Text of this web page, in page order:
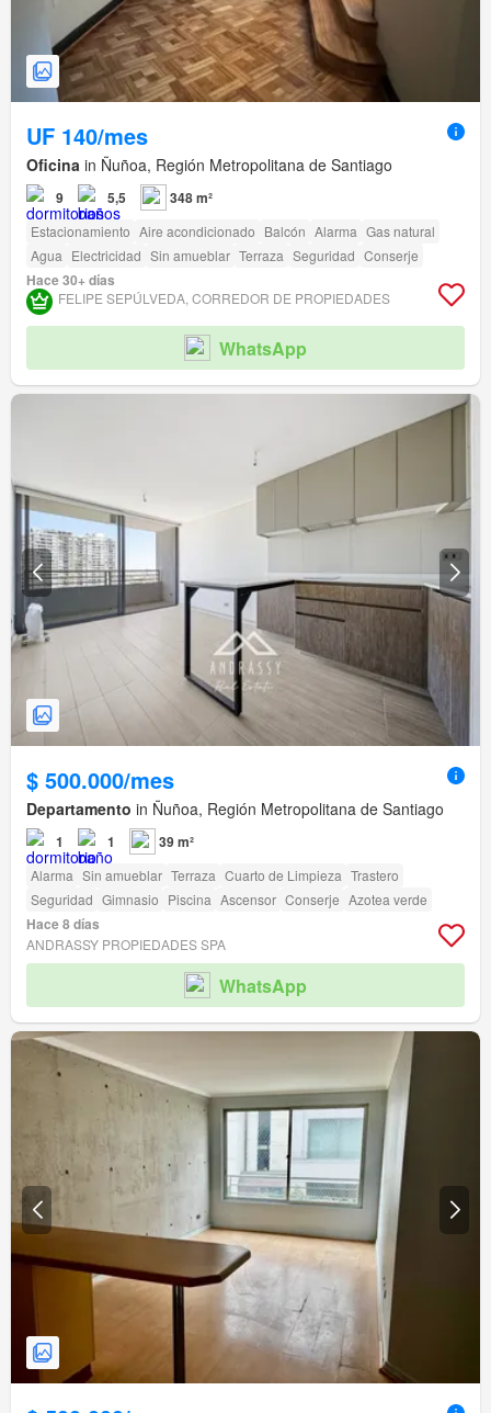
UF 140/mes
Oficina in Ñuñoa, Región Metropolitana de Santiago
9 5,5 348 m²
Estacionamiento Aire acondicionado Balcón Alarma Gas natural
Agua Electricidad Sin amueblar Terraza Seguridad Conserje
Hace 30+ días
FELIPE SEPÚLVEDA, CORREDOR DE PROPIEDADES
WhatsApp
$ 500.000/mes
Departamento in Ñuñoa, Región Metropolitana de Santiago
1 1 39 m²
Alarma Sin amueblar Terraza Cuarto de Limpieza Trastero
Seguridad Gimnasio Piscina Ascensor Conserje Azotea verde
Hace 8 días
ANDRASSY PROPIEDADES SPA
WhatsApp